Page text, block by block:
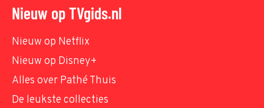
Nieuw op TVgids.nl
Nieuw op Netflix
Nieuw op Disney+
Alles over Pathé Thuis
De leukste collecties